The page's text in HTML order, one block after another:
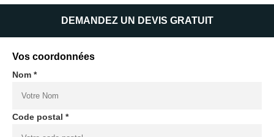
DEMANDEZ UN DEVIS GRATUIT
Vos coordonnées
Nom *
Code postal *